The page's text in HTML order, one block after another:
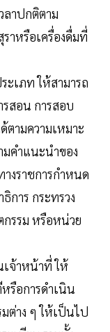
ลาปกติตาม
าหรือเครื่องดื่มที่
เภท ให้สามารถ
รสอน การสอบ
ตามความเหมาะ
มคำแนะนำของ
งราชการกำหนด
การ กระทรวง
กรรม หรือหน่วย
จ้าหน้าที่ ให้
รือการดำเนิน
ต่าง ๆ ให้เป็นไป